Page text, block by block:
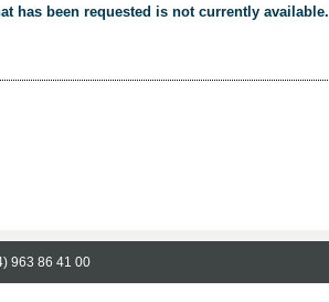
has been requested is not currently available.
963 86 41 00